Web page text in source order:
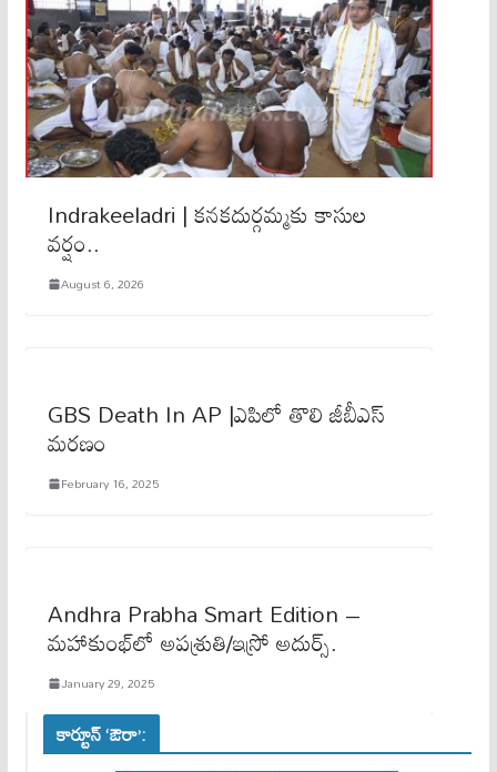
Indrakeeladri | కనకదుర్గమ్మకు కాసుల
వర్షం..
August 6, 2026
GBS Death In AP |ఎపిలో తొలి జీబీఎస్
మరణం
February 16, 2025
Andhra Prabha Smart Edition –
మహాకుంభ్​లో అపశ్రుతి/ఇస్రో అదుర్స్​.
January 29, 2025
కార్టూన్ ‘ఔరా’: